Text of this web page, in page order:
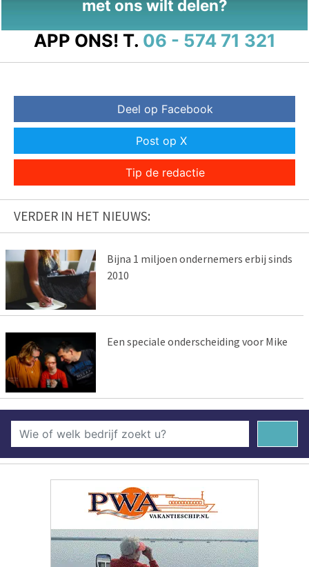
met ons wilt delen?
APP ONS! T. 06 - 574 71 321
Deel op Facebook
Post op X
Tip de redactie
VERDER IN HET NIEUWS:
Bijna 1 miljoen ondernemers erbij sinds
2010
Een speciale onderscheiding voor Mike